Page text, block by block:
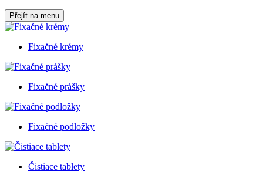
Přejít na menu
Fixačné krémy
Fixačné prášky
Fixačné podložky
Čistiace tablety